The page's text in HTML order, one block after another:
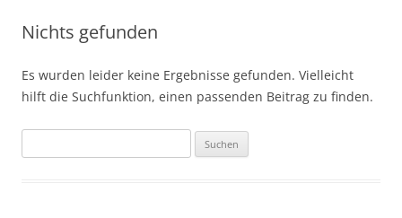
Nichts gefunden
Es wurden leider keine Ergebnisse gefunden. Vielleicht
hilft die Suchfunktion, einen passenden Beitrag zu finden.
nach: